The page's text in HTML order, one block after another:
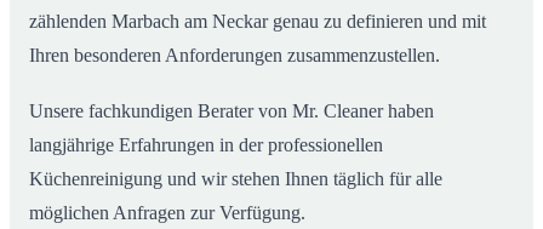
zählenden Marbach am Neckar genau zu definieren und mit
Ihren besonderen Anforderungen zusammenzustellen.
Unsere fachkundigen Berater von Mr. Cleaner haben
langjährige Erfahrungen in der professionellen
Küchenreinigung und wir stehen Ihnen täglich für alle
möglichen Anfragen zur Verfügung.